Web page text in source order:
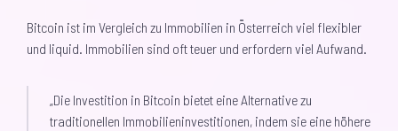
Bitcoin ist im Vergleich zu Immobilien in Österreich viel flexibler
und liquid. Immobilien sind oft teuer und erfordern viel Aufwand.
„Die Investition in Bitcoin bietet eine Alternative zu
traditionellen Immobilieninvestitionen, indem sie eine höhere